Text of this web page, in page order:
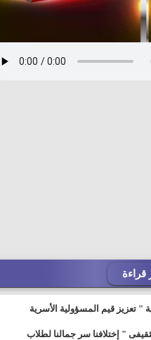
قراءة
" تعزيز قيم المسؤولية الأسرية
" إختلافنا سر جمالنا لطلاب